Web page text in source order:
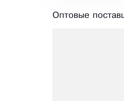
Оптовые